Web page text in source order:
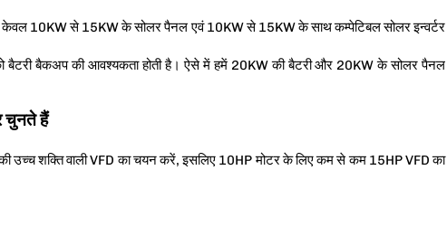
केवल 10KW से 15KW के सोलर पैनल एवं 10KW से 15KW के साथ कम्पेटिबल सोलर इन्वर्टर
को बैटरी बैकअप की आवश्यकता होती है। ऐसे में हमें 20KW की बैटरी और 20KW के सोलर पैनल
चुनते हैं
उच्च शक्ति वाली VFD का चयन करें, इसलिए 10HP मोटर के लिए कम से कम 15HP VFD का